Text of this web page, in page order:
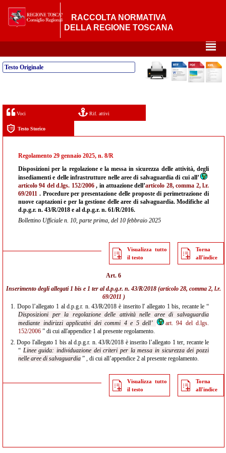
RACCOLTA NORMATIVA
DELLA REGIONE TOSCANA
²
Testo Originale
Voci Rif. attivi
Testo Storico
Regolamento 29 gennaio 2025, n. 8/R
Disposizioni per la regolazione e la messa in sicurezza delle attività, degli
insediamenti e delle infrastrutture nelle aree di salvaguardia di cui all’
articolo 94 del d.lgs. 152/2006, in attuazione dell’articolo 28, comma 2, l.r.
69/2011 . Procedure per presentazione delle proposte di perimetrazione di
nuove captazioni e per la gestione delle aree di salvaguardia. Modifiche al
d.p.g.r. n. 43/R/2018 e al d.p.g.r. n. 61/R/2016.
Bollettino Ufficiale n. 10, parte prima, del 10 febbraio 2025
Visualizza tutto
il testo
Torna
all'indice
Art. 6
Inserimento degli allegati 1 bis e 1 ter al d.p.g.r. n. 43/R/2018 (articolo 28, comma 2, l.r.
69/2011 )
1. Dopo l’allegato 1 al d.p.g.r. n. 43/R/2018 è inserito l' allegato 1 bis, recante le “
Disposizioni per la regolazione delle attività nelle aree di salvaguardia
mediante indirizzi applicativi dei commi 4 e 5 dell’
art. 94 del d.lgs.
152/2006 ” di cui all'appendice 1 al presente regolamento.
2.Dopo l'allegato 1 bis al d.p.g.r. n. 43/R/2018 è inserito l’allegato 1 ter, recante le
“ Linee guida: individuazione dei criteri per la messa in sicurezza dei pozzi
nelle aree di salvaguardia ” , di cui all’appendice 2 al presente regolamento.
Visualizza tutto
il testo
Torna
all'indice